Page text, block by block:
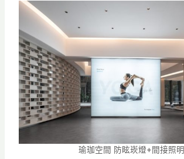
瑜珈空間 防眩崁燈+間接照明